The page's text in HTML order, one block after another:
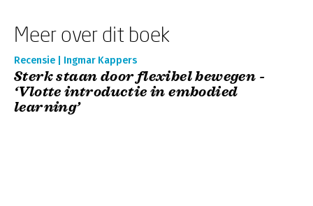
Meer over dit boek
Recensie | Ingmar Kappers
Sterk staan door flexibel bewegen -
‘Vlotte introductie in embodied
learning’